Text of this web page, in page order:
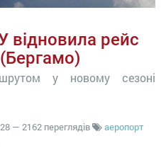
відновила рейс
у новому сезоні
— 2162 переглядів
аеропорт